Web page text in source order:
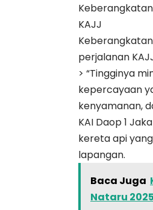
KAJJ
perjalanan
> “Tingginya
kepercayaan
kenyamanan,
KAI Daop 1
kereta api
lapangan.
Baca Juga
Nataru